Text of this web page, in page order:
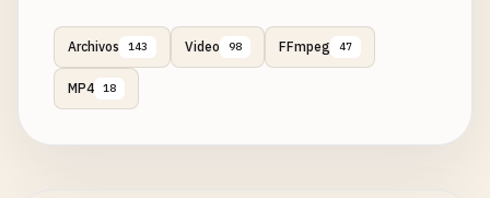
Archivos 143 Video 98 FFmpeg 47
MP4 18